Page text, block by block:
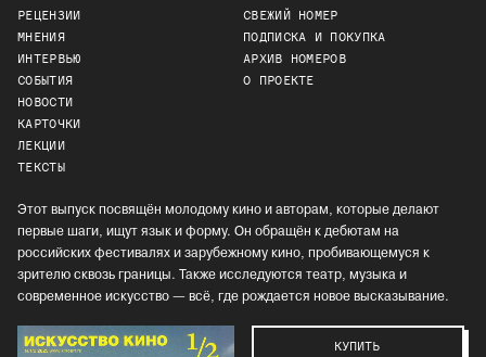
РЕЦЕНЗИИ
МНЕНИЯ
ИНТЕРВЬЮ
СОБЫТИЯ
НОВОСТИ
КАРТОЧКИ
ЛЕКЦИИ
ТЕКСТЫ
СВЕЖИЙ НОМЕР
ПОДПИСКА И ПОКУПКА
АРХИВ НОМЕРОВ
О ПРОЕКТЕ
Этот выпуск посвящён молодому кино и авторам, которые делают
первые шаги, ищут язык и форму. Он обращён к дебютам на
российских фестивалях и зарубежному кино, пробивающемуся к
зрителю сквозь границы. Также исследуются театр, музыка и
современное искусство — всё, где рождается новое высказывание.
КУПИТЬ